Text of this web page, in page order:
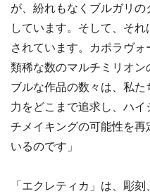
が、紛れもなくブルガリ
しています。そして、そ
されています。カポラヴ
類稀な数のマルチミリオ
ブルな作品の数々は、私
力をどこまで追求し、ハ
チメイキングの可能性を
いるのです」
「エクレティカ」は、彫